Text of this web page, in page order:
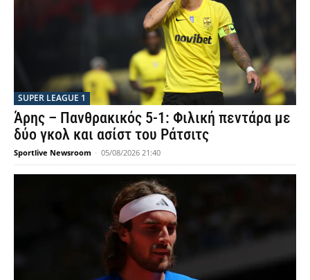
SUPER LEAGUE 1
Άρης – Πανθρακικός 5-1: Φιλική πεντάρα με
δύο γκολ και ασίστ του Ράτσιτς
Sportlive Newsroom - 05/08/2026 21:40